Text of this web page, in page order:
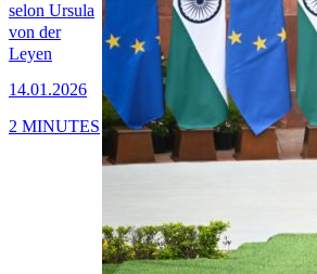
selon Ursula
von der
Leyen
14.01.2026
2 MINUTES